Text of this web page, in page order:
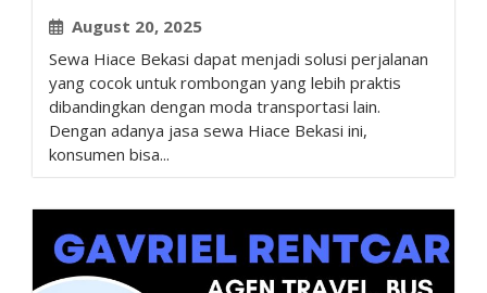
August 20, 2025
Sewa Hiace Bekasi dapat menjadi solusi perjalanan
yang cocok untuk rombongan yang lebih praktis
dibandingkan dengan moda transportasi lain.
Dengan adanya jasa sewa Hiace Bekasi ini,
konsumen bisa...